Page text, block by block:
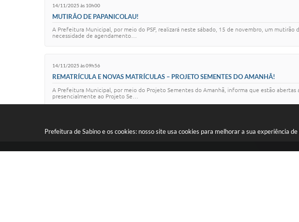
Prefeitura de Sabino e os cookies: nosso site usa cookies para melhorar a sua experiência
14/11/2025 às 10h00
MUTIRÃO DE PAPANICOLAU!
A Prefeitura Municipal, por meio do PSF, realizará neste sábado, 15 de novembro, um mutirão
necessidade de agendamento…
14/11/2025 às 09h56
REMATRÍCULA E NOVAS MATRÍCULAS – PROJETO SEMENTES DO AMANHÃ!
A Prefeitura Municipal, por meio do Projeto Sementes do Amanhã, informa que estão
presencialmente ao Projeto Se…